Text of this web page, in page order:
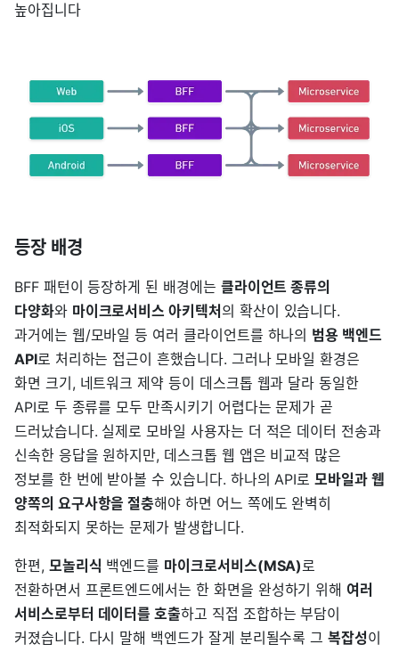
높아집니다
등장 배경
BFF 패턴이 등장하게 된 배경에는 클라이언트 종류의
다양화와 마이크로서비스 아키텍처 의 확산이 있습니다.
과거에는 웹/모바일 등 여러 클라이언트를 하나의 범용 백엔드
API로 처리하는 접근이 흔했습니다. 그러나 모바일 환경은
화면 크기, 네트워크 제약 등이 데스크톱 웹과 달라 동일한
API로 두 종류를 모두 만족시키기 어렵다는 문제가 곧
드러났습니다. 실제로 모바일 사용자는 더 적은 데이터 전송과
신속한 응답을 원하지만, 데스크톱 웹 앱은 비교적 많은
정보를 한 번에 받아볼 수 있습니다. 하나의 API로모바일과 웹
양쪽의 요구사항을 절충해야 하면 어느 쪽에도 완벽히
최적화되지 못하는 문제가 발생합니다.
한편, 모놀리식 백엔드를 마이크로서비스(MSA)로
전환하면서 프론트엔드에서는 한 화면을 완성하기 위해 여러
서비스로부터 데이터를 호출하고 직접 조합하는 부담이
커졌습니다. 다시 말해 백엔드가 잘게 분리될수록 그복잡성이